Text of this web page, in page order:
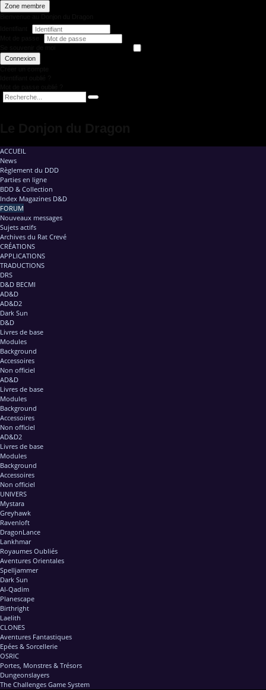
Zone membre
Connexion
ACCUEIL
News
Règlement du DDD
Parties en ligne
BDD & Collection
Index Magazines D&D
FORUM
Nouveaux messages
Sujets actifs
Archives du Rat Crevé
CRÉATIONS
APPLICATIONS
TRADUCTIONS
DRS
D&D BECMI
AD&D
AD&D2
Dark Sun
D&D
Livres de base
Modules
Background
Accessoires
Non officiel
AD&D
Livres de base
Modules
Background
Accessoires
Non officiel
AD&D2
Livres de base
Modules
Background
Accessoires
Non officiel
UNIVERS
Mystara
Greyhawk
Ravenloft
DragonLance
Lankhmar
Royaumes Oubliés
Aventures Orientales
Spelljammer
Dark Sun
Al-Qadim
Planescape
Birthright
Laelith
CLONES
Aventures Fantastiques
Epées & Sorcellerie
OSRIC
Portes, Monstres & Trésors
Dungeonslayers
The Challenges Game System